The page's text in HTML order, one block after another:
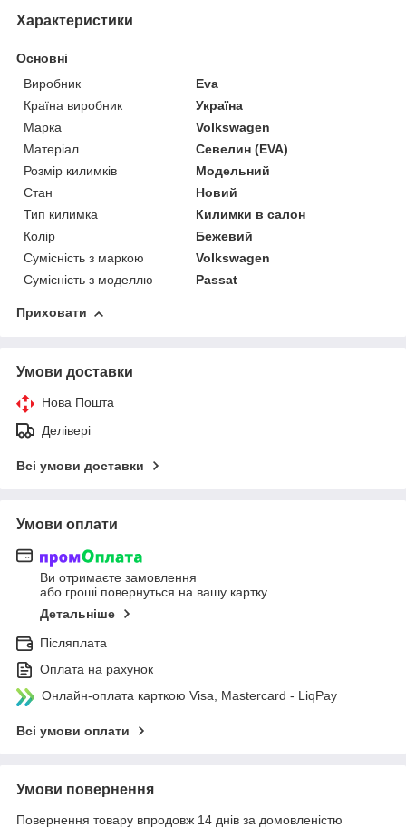
Характеристики
Основні
Виробник
Eva
Країна виробник
Україна
Марка
Volkswagen
Матеріал
Севелин (EVA)
Розмір килимків
Модельний
Стан
Новий
Тип килимка
Килимки в салон
Колір
Бежевий
Сумісність з маркою
Volkswagen
Сумісність з моделлю
Passat
Приховати
Умови доставки
Нова Пошта
Делівері
Всі умови доставки
Умови оплати
Ви отримаєте замовлення
або гроші повернуться на вашу картку
Детальніше
Післяплата
Оплата на рахунок
Онлайн-оплата карткою Visa, Mastercard - LiqPay
Всі умови оплати
Умови повернення
Повернення товару впродовж 14 днів за домовленістю